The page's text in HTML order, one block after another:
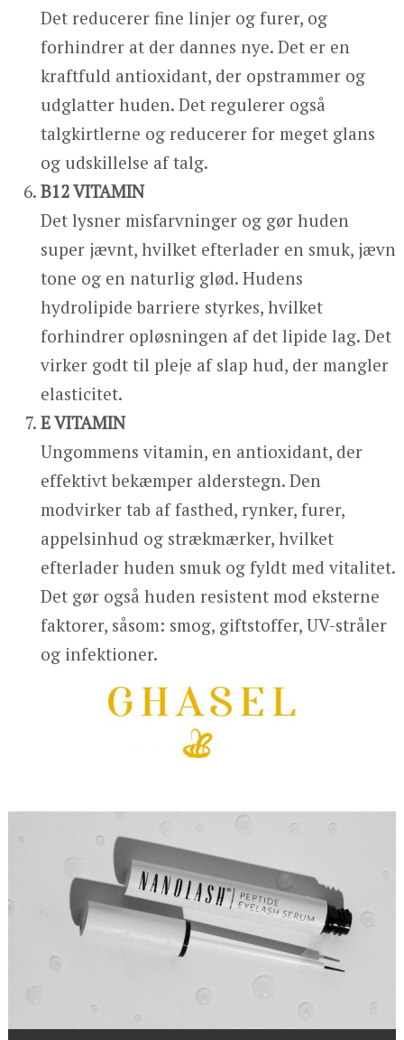
Det reducerer fine linjer og furer, og
forhindrer at der dannes nye. Det er en
kraftfuld antioxidant, der opstrammer og
udglatter huden. Det regulerer også
talgkirtlerne og reducerer for meget glans
og udskillelse af talg.
B12 VITAMIN
Det lysner misfarvninger og gør huden
super jævnt, hvilket efterlader en smuk, jævn
tone og en naturlig glød. Hudens
hydrolipide barriere styrkes, hvilket
forhindrer opløsningen af det lipide lag. Det
virker godt til pleje af slap hud, der mangler
elasticitet.
E VITAMIN
Ungommens vitamin, en antioxidant, der
effektivt bekæmper alderstegn. Den
modvirker tab af fasthed, rynker, furer,
appelsinhud og strækmærker, hvilket
efterlader huden smuk og fyldt med vitalitet.
Det gør også huden resistent mod eksterne
faktorer, såsom: smog, giftstoffer, UV-stråler
og infektioner.